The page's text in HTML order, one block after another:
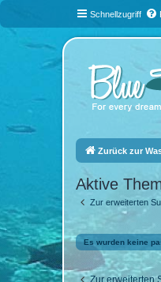
Schnellzugriff
Zurück zur
Aktive
Zur erweiterten
Es wurden keine
Zur erweiterten